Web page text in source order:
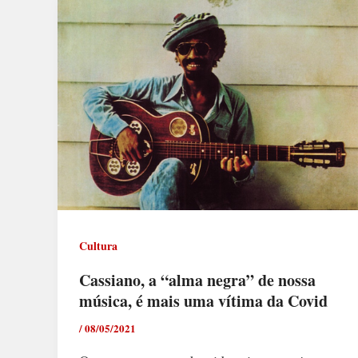
Cultura
Cassiano, a “alma negra” de nossa
música, é mais uma vítima da Covid
/08/05/2021